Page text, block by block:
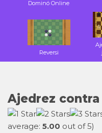
Dominó Online
Reversi
Ajedrez
average: 5.00 out of 5)